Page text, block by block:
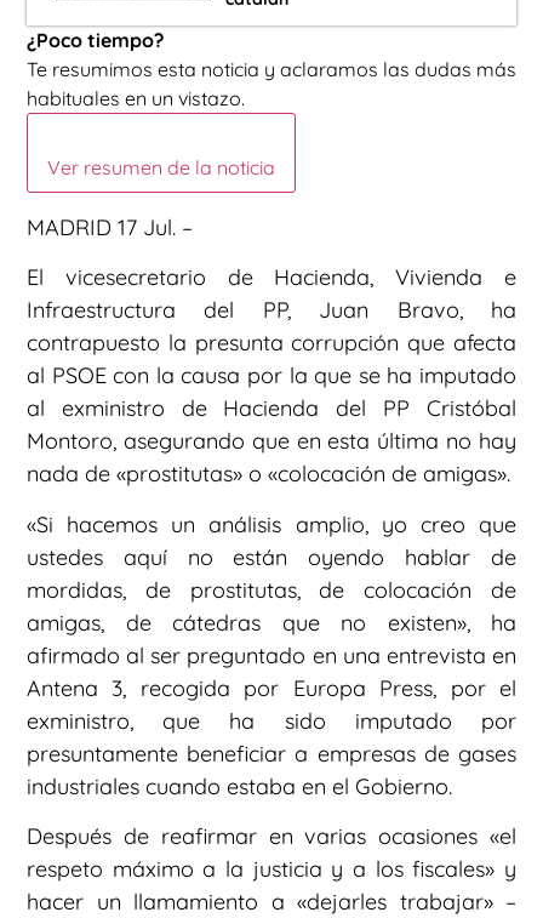
¿Poco tiempo?
Te resumimos esta noticia y aclaramos las dudas más
habituales en un vistazo.
Ver resumen de la noticia
MADRID 17 Jul. –
El vicesecretario de Hacienda, Vivienda e
Infraestructura del PP, Juan Bravo, ha
contrapuesto la presunta corrupción que afecta
al PSOE con la causa por la que se ha imputado
al exministro de Hacienda del PP Cristóbal
Montoro, asegurando que en esta última no hay
nada de «prostitutas» o «colocación de amigas».
«Si hacemos un análisis amplio, yo creo que
ustedes aquí no están oyendo hablar de
mordidas, de prostitutas, de colocación de
amigas, de cátedras que no existen», ha
afirmado al ser preguntado en una entrevista en
Antena 3, recogida por Europa Press, por el
exministro, que ha sido imputado por
presuntamente beneficiar a empresas de gases
industriales cuando estaba en el Gobierno.
Después de reafirmar en varias ocasiones «el
respeto máximo a la justicia y a los fiscales» y
hacer un llamamiento a «dejarles trabajar» –